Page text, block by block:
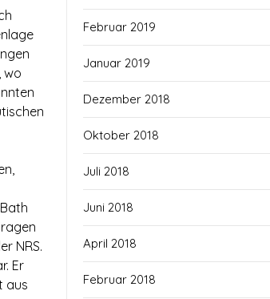
wo
NRS.
Er
aus
Februar 2019
Januar 2019
Dezember 2018
Oktober 2018
Juli 2018
Juni 2018
April 2018
Februar 2018